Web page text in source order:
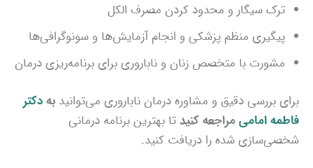
ترک سیگار و محدود کردن مصرف الکل
پیگیری منظم پزشکی و انجام آزمایش‌ها و سونوگرافی‌ها
مشورت با متخصص زنان و ناباروری برای برنامه‌ریزی درمان
برای بررسی دقیق و مشاوره درمان ناباروری می‌توانید بهدکتر
فاطمه امامیمراجعه کنیدتا بهترین برنامه درمانی
شخصی‌سازی شده را دریافت کنید.